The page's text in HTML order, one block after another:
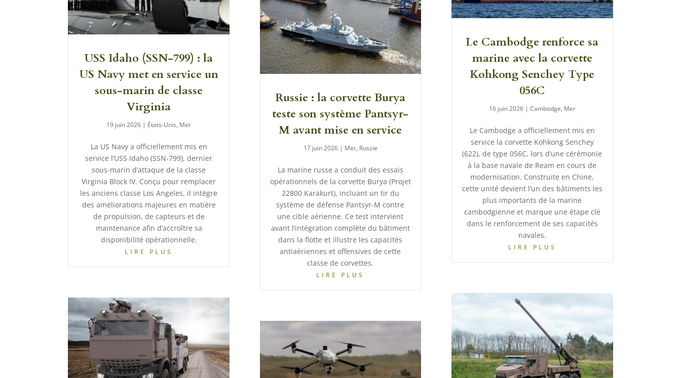
USS Idaho (SSN-799) : la
US Navy met en service un
sous-marin de classe
Virginia
19 juin 2026 | États-Unis, Mer
La US Navy a officiellement mis en
service l’USS Idaho (SSN-799), dernier
sous-marin d’attaque de la classe
Virginia Block IV. Conçu pour remplacer
les anciens classe Los Angeles, il intègre
des améliorations majeures en matière
de propulsion, de capteurs et de
maintenance afin d’accroître sa
disponibilité opérationnelle.
LIRE PLUS
Russie : la corvette Burya
teste son système Pantsyr-
M avant mise en service
17 juin 2026| Mer, Russie
La marine russe a conduit des essais
opérationnels de la corvette Burya (Projet
22800 Karakurt), incluant un tir du
système de défense Pantsyr-M contre
une cible aérienne. Ce test intervient
avant l’intégration complète du bâtiment
dans la flotte et illustre les capacités
antiaériennes et offensives de cette
classe de corvettes.
LIRE PLUS
Le Cambodge renforce sa
marine avec la corvette
Kohkong Senchey Type
056C
16 juin 2026| Cambodge, Mer
Le Cambodge a officiellement mis en
service la corvette Kohkong Senchey
(622), de type 056C, lors d’une cérémonie
à la base navale de Ream en cours de
modernisation. Construite en Chine,
cette unité devient l’un des bâtiments les
plus importants de la marine
cambodgienne et marque une étape clé
dans le renforcement de ses capacités
navales.
LIRE PLUS